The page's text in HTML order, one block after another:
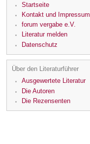
Startseite
Kontakt und Impressum
forum vergabe e.V.
Literatur melden
Datenschutz
Über den Literaturführer
Ausgewertete Literatur
Die Autoren
Die Rezensenten